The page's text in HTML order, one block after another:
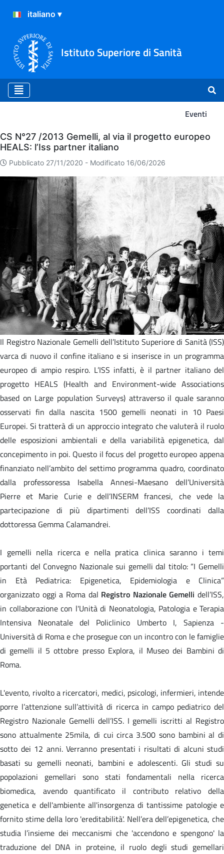
Istituto Superiore di Sanità
Eventi
Eventi
CS N°27 /2013 Gemelli, al via il progetto europeo
HEALS: l’Iss partner italiano
Pubblicato 27/11/2020 - Modificato 16/06/2026
Il Registro Nazionale Gemelli dell’Istituto Superiore di Sanità (ISS)
varca di nuovo il confine italiano e si inserisce in un programma
europeo di ampio respiro. L’ISS infatti, è il partner italiano del
progetto HEALS (Health and Environment-wide Associations
based on Large population Surveys) attraverso il quale saranno
osservati fin dalla nascita 1500 gemelli neonati in 10 Paesi
Europei. Si tratterà di un approccio integrato che valuterà il ruolo
delle esposizioni ambientali e della variabilità epigenetica, dal
concepimento in poi. Questo il focus del progetto europeo appena
finanziato nell’ambito del settimo programma quadro, coordinato
dalla professoressa Isabella Annesi-Maesano dell’Università
Pierre et Marie Curie e dell’INSERM francesi, che vede la
partecipazione di più dipartimenti dell’ISS coordinati dalla
dottoressa Gemma Calamandrei.
I gemelli nella ricerca e nella pratica clinica saranno i temi
portanti del Convegno Nazionale sui gemelli dal titolo: “I Gemelli
in Età Pediatrica: Epigenetica, Epidemiologia e Clinica”
organizzato oggi a Roma dal Registro Nazionale Gemelli dell’ISS,
in collaborazione con l'Unità di Neonatologia, Patologia e Terapia
Intensiva Neonatale del Policlinico Umberto I, Sapienza -
Università di Roma e che prosegue con un incontro con le famiglie
di gemelli il 5 ottobre presso Explora, il Museo dei Bambini di
Roma.
L'evento, rivolto a ricercatori, medici, psicologi, infermieri, intende
porre l’attenzione sull’attività di ricerca in campo pediatrico del
Registro Nazionale Gemelli dell’ISS. I gemelli iscritti al Registro
sono attualmente 25mila, di cui circa 3.500 sono bambini al di
sotto dei 12 anni. Verranno presentati i risultati di alcuni studi
basati su gemelli neonati, bambini e adolescenti. Gli studi su
popolazioni gemellari sono stati fondamentali nella ricerca
biomedica, avendo quantificato il contributo relativo della
genetica e dell'ambiente all'insorgenza di tantissime patologie e
fornito stime della loro 'ereditabilità'. Nell’era dell’epigenetica, che
studia l’insieme dei meccanismi che 'accendono e spengono' la
traduzione del DNA in proteine, il ruolo degli studi gemellari